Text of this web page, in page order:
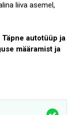
liiva asemel,
autotüüp ja
määramist ja